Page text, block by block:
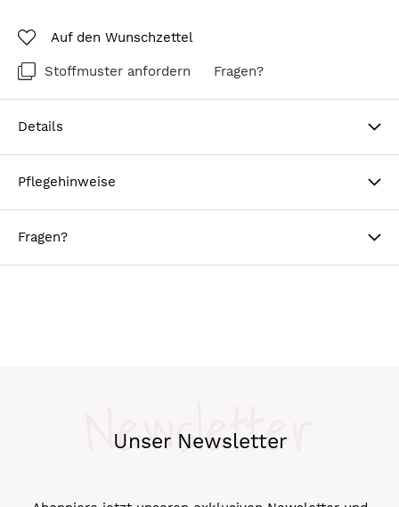
Auf den Wunschzettel
Stoffmuster anfordern Fragen?
Details
Pflegehinweise
Fragen?
Unser Newsletter
Newsletter